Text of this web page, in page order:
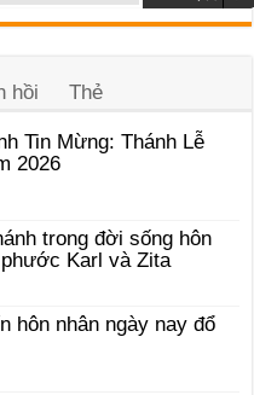
hồi Thẻ
Tin Mừng: Thánh Lễ
2026
trong đời sống hôn
Karl và Zita
hôn nhân ngày nay đổ